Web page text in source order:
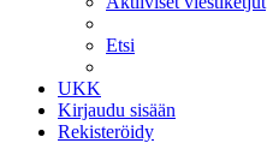
Etsi
UKK
Kirjaudu sisään
Rekisteröidy